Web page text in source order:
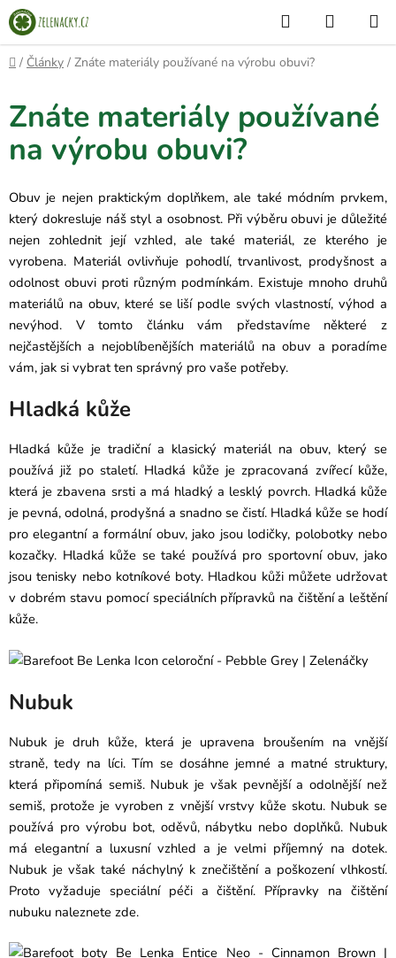
Přejít
na
obsah
Hledat
KOŠÍK
Domů
/ Články / Znáte materiály používané na výrobu obuvi?
Znáte materiály používané
na výrobu obuvi?
Obuv je nejen praktickým doplňkem, ale také módním prvkem,
který dokresluje náš styl a osobnost. Při výběru obuvi je důležité
nejen zohlednit její vzhled, ale také materiál, ze kterého je
vyrobena. Materiál ovlivňuje pohodlí, trvanlivost, prodyšnost a
odolnost obuvi proti různým podmínkám. Existuje mnoho druhů
materiálů na obuv, které se liší podle svých vlastností, výhod a
nevýhod. V tomto článku vám představíme některé z
nejčastějších a nejoblíbenějších materiálů na obuv a poradíme
vám, jak si vybrat ten správný pro vaše potřeby.
Hladká kůže
Hladká kůže je tradiční a klasický materiál na obuv, který se
používá již po staletí. Hladká kůže je zpracovaná zvířecí kůže,
která je zbavena srsti a má hladký a lesklý povrch. Hladká kůže
je pevná, odolná, prodyšná a snadno se čistí. Hladká kůže se hodí
pro elegantní a formální obuv, jako jsou lodičky, polobotky nebo
kozačky. Hladká kůže se také používá pro sportovní obuv, jako
jsou tenisky nebo kotníkové boty. Hladkou kůži můžete udržovat
v dobrém stavu pomocí speciálních přípravků na čištění a leštění
kůže.
Nubuk
Nubuk je druh kůže, která je upravena broušením na vnější
straně, tedy na líci. Tím se dosáhne jemné a matné struktury,
která připomíná semiš. Nubuk je však pevnější a odolnější než
semiš, protože je vyroben z vnější vrstvy kůže skotu. Nubuk se
používá pro výrobu bot, oděvů, nábytku nebo doplňků. Nubuk
má elegantní a luxusní vzhled a je velmi příjemný na dotek.
Nubuk je však také náchylný k znečištění a poškození vlhkostí.
Proto vyžaduje speciální péči a čištění. Přípravky na čištění
nubuku naleznete zde.